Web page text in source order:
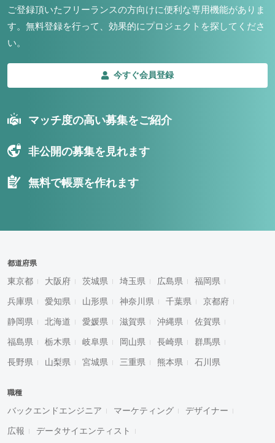
ご登録頂いたフリーランスの方向けに便利な専用機能がありま
す。 無料登録を行って、効果的にプロジェクトを探してくださ
い。
今すぐ会員登録
マッチ度の高い募集をご紹介
非公開の募集を見れます
無料で帳票を作れます
都道府県
東京都 大阪府 茨城県 埼玉県 広島県 福岡県
兵庫県 愛知県 山形県 神奈川県 千葉県 京都府
静岡県 北海道 愛媛県 滋賀県 沖縄県 佐賀県
福島県 栃木県 岐阜県 岡山県 長崎県 群馬県
長野県 山梨県 宮城県 三重県 熊本県 石川県
職種
バックエンドエンジニア マーケティング デザイナー
広報 データサイエンティスト